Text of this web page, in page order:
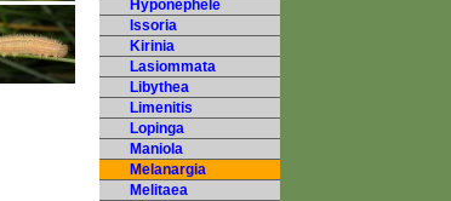
Hyponephele
Issoria
Kirinia
Lasiommata
Libythea
Limenitis
Lopinga
Maniola
Melanargia
Melitaea